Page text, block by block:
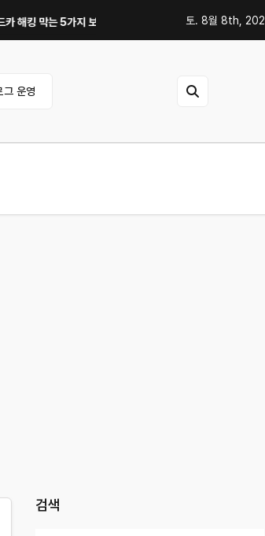
는 5가지 보안 설정｜OTA 업데이트부터 디지털 키까지, 지
토. 8월 8th,
그 운영
검색